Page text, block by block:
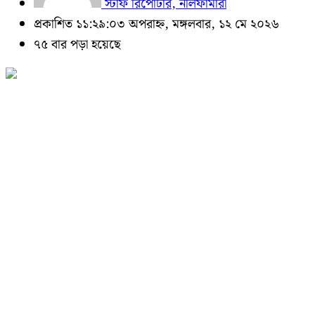
প্রকাশিত ১১:২৯:০৩ অপরাহ্ন, মঙ্গলবার, ১২ মে ২০২৬
৭৫ বার পড়া হয়েছে